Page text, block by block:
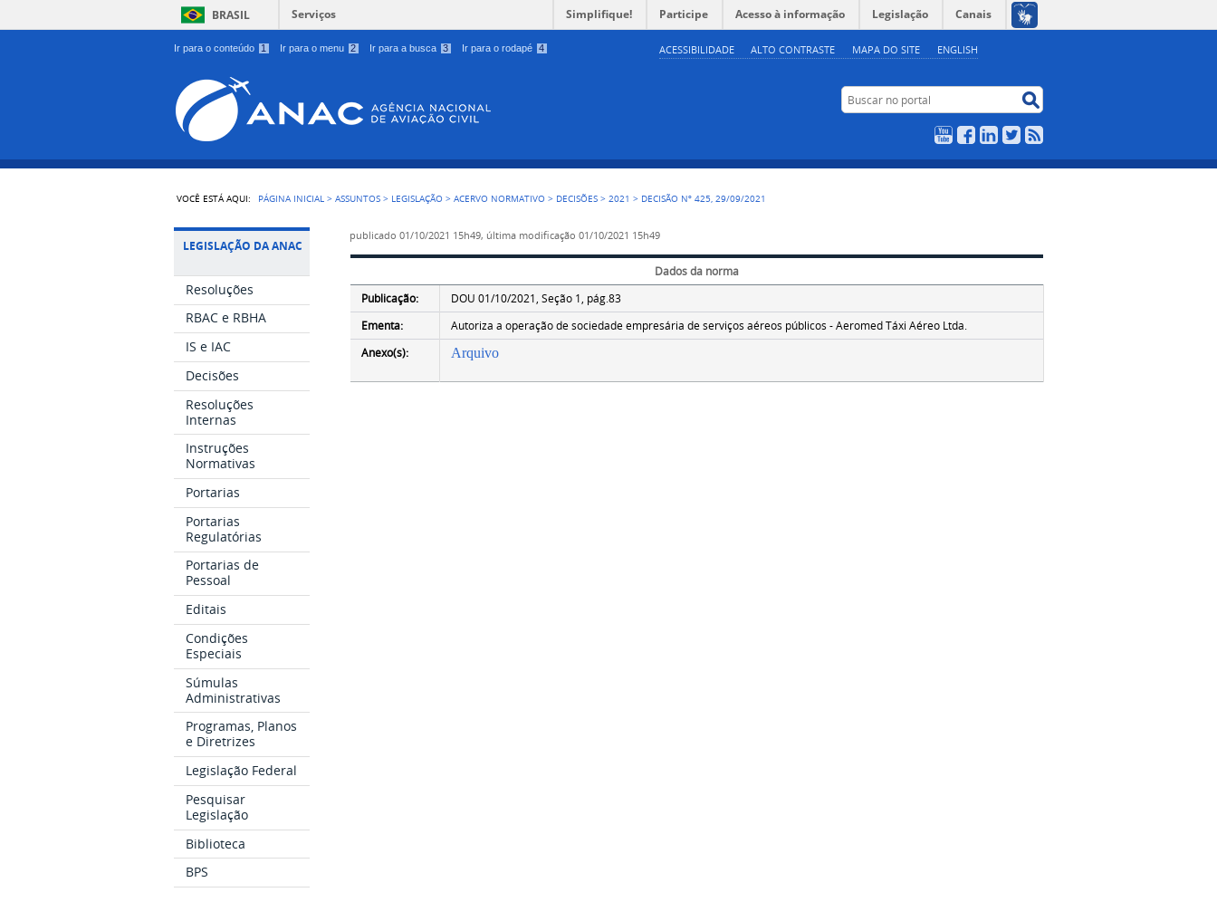
Ir para o conteúdo 1 Ir para o menu 2 Ir para a busca 3 Ir para o rodapé 4 ACESSIBILIDADE ALTO CONTRASTE MAPA DO SITE ENGLISH
BRASIL Serviços Simplifique! Participe Acesso à informação Legislação Canais
Buscar no portal
YouTubeFacebookLinkedIn
Twitter
VOCÊ ESTÁ AQUI: PÁGINA INICIAL >ASSUNTOS > LEGISLAÇÃO >ACERVO NORMATIVO > DECISÕES >2021 > DECISÃO Nº 425, 29/09/2021
LEGISLAÇÃO DA ANAC
Resoluções
RBAC e RBHA
IS e IAC
Decisões
Resoluções
Internas
Instruções
Normativas
Portarias
Portarias
Regulatórias
Portarias de
Pessoal
Editais
Condições
Especiais
Súmulas
Administrativas
Programas, Planos
e Diretrizes
Legislação Federal
Pesquisar
Legislação
Biblioteca
BPS
publicado 01/10/2021 15h49, última modificação 01/10/2021 15h49
Dados da norma
Publicação:
DOU 01/10/2021, Seção 1, pág.83
Ementa:
Autoriza a operação de sociedade empresária de serviços aéreos públicos - Aeromed Táxi Aéreo Ltda.
Anexo(s):
Arquivo